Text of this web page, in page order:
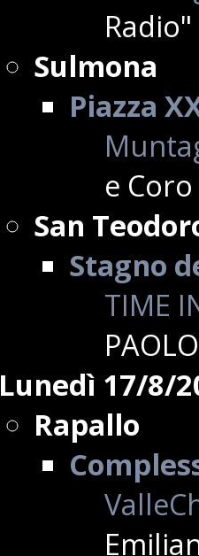
Radio"
Sulmona
Piazza
e
San
Stagno
TIME
Lunedì 17/8/
Rapallo